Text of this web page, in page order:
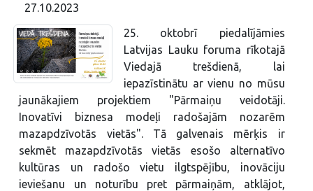
27.10.2023
25. oktobrī piedalījāmies
Latvijas Lauku foruma rīkotajā
Viedajā trešdienā, lai
iepazīstinātu ar vienu no mūsu
jaunākajiem projektiem "Pārmaiņu veidotāji.
Inovatīvi biznesa modeļi radošajām nozarēm
mazapdzīvotās vietās". Tā galvenais mērķis ir
sekmēt mazapdzīvotās vietās esošo alternatīvo
kultūras un radošo vietu ilgtspējību, inovāciju
ieviešanu un noturību pret pārmaiņām, atklājot,